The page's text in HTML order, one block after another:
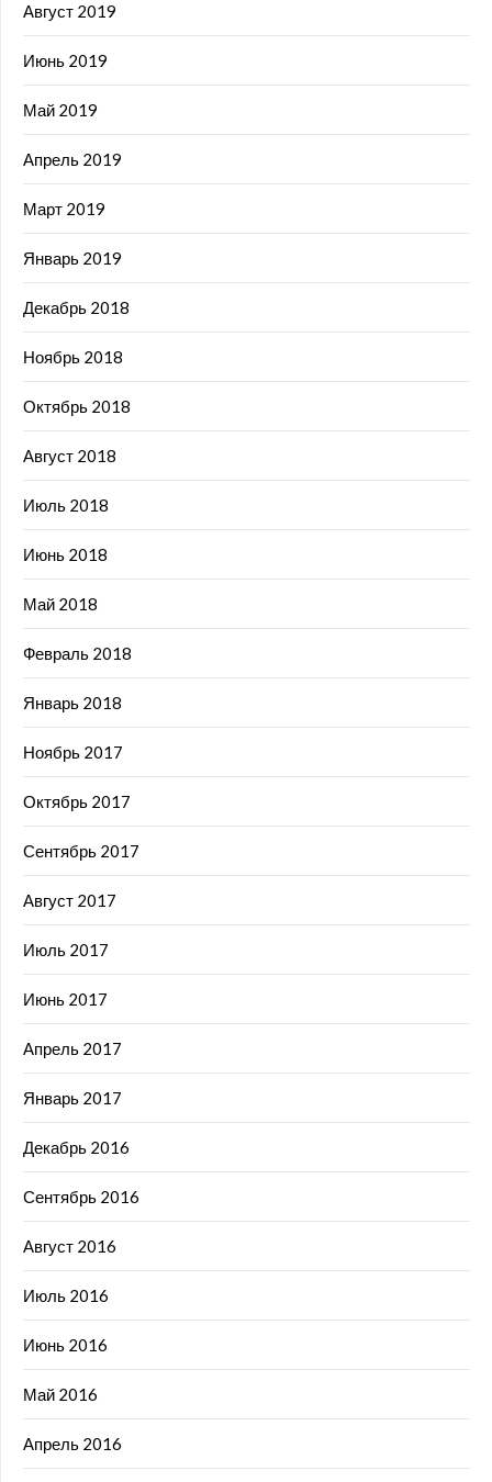
Август 2019
Июнь 2019
Май 2019
Апрель 2019
Март 2019
Январь 2019
Декабрь 2018
Ноябрь 2018
Октябрь 2018
Август 2018
Июль 2018
Июнь 2018
Май 2018
Февраль 2018
Январь 2018
Ноябрь 2017
Октябрь 2017
Сентябрь 2017
Август 2017
Июль 2017
Июнь 2017
Апрель 2017
Январь 2017
Декабрь 2016
Сентябрь 2016
Август 2016
Июль 2016
Июнь 2016
Май 2016
Апрель 2016